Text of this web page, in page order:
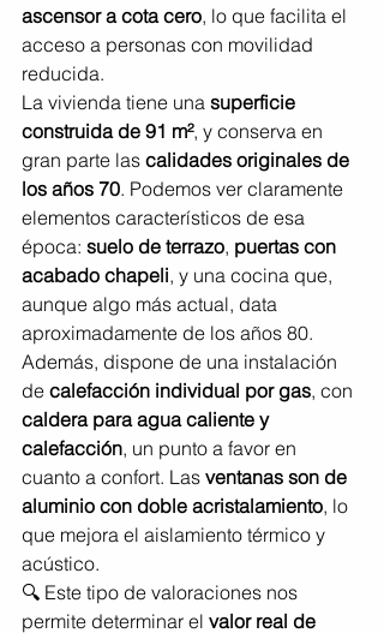
ascensor a cota cero, lo que facilita el
acceso a personas con movilidad
reducida.
La vivienda tiene una superficie
construida de 91 m², y conserva en
gran parte las calidades originales de
los años 70. Podemos ver claramente
elementos característicos de esa
época: suelo de terrazo, puertas con
acabado chapeli, y una cocina que,
aunque algo más actual, data
aproximadamente de los años 80.
Además, dispone de una instalación
de calefacción individual por gas, con
caldera para agua caliente y
calefacción, un punto a favor en
cuanto a confort. Las ventanas son de
aluminio con doble acristalamiento, lo
que mejora el aislamiento térmico y
acústico.
🔍 Este tipo de valoraciones nos
permite determinar el valor real de